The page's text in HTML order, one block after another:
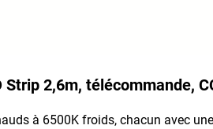
2,6m, télécommande,
à 6500K froids, chacun avec